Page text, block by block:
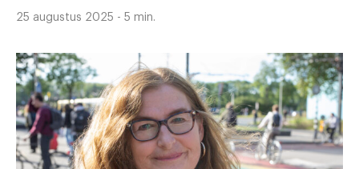
25 augustus 2025 - 5 min.